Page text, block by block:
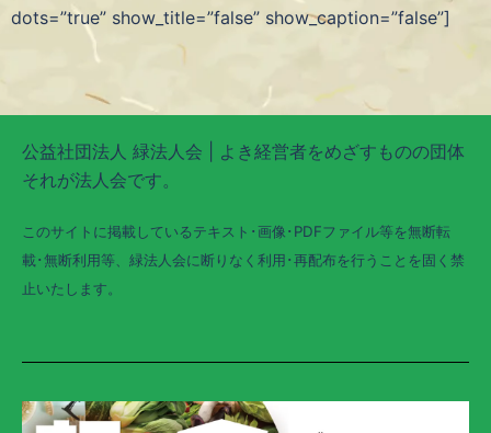
dots=”true” show_title=”false” show_caption=”false”]
公益社団法人 緑法人会 | よき経営者をめざすものの団体
それが法人会です。
このサイトに掲載しているテキスト･画像･PDFファイル等を無断転
載･無断利用等、緑法人会に断りなく利用･再配布を行うことを固く禁
止いたします。